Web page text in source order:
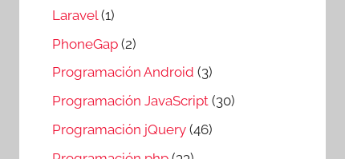
Laravel (1)
PhoneGap (2)
Programación Android (3)
Programación JavaScript (30)
Programación jQuery (46)